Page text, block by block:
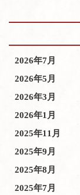
2026年7月
2026年5月
2026年3月
2026年1月
2025年11月
2025年9月
2025年8月
2025年7月